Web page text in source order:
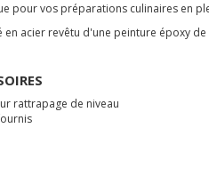
pour vos préparations culinaires en
acier revêtu d'une peinture époxy
rattrapage de niveau